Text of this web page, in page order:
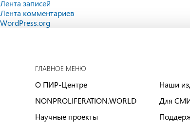
Лента записей
Лента комментариев
WordPress.org
ГЛАВНОЕ МЕНЮ
О ПИР-Центре
NONPROLIFERATION.WORLD
Научные проекты
Наши
Для